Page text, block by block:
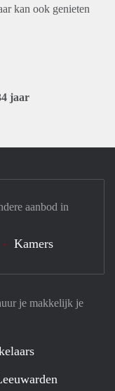
kan ook genieten
jaar
je makkelijk je
aanbod in
Kamers